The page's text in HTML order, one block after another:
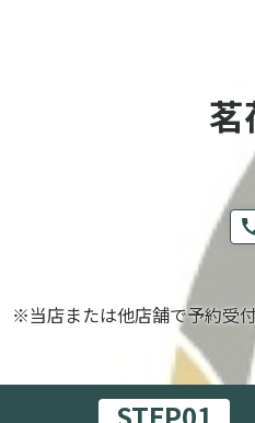
茗
※当店または他店舗で予約受
STEP01